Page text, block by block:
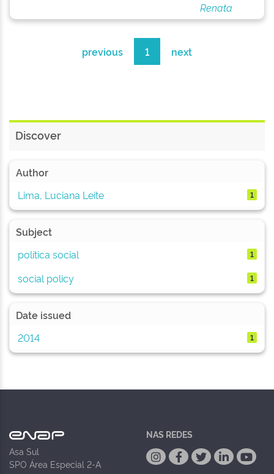
Renata
previous 1 next
Discover
Author
Lima, Luciana Leite
1
Subject
política social
1
social policy 1
Date issued
2014
1
Asa Sul
SPO Área Especial 2-A
NAS REDES